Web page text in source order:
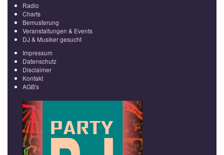
Radio
Charts
Bemusterung
Veranstaltungen & Events
DJ & Musiker gesucht
Impressum
Datenschutz
Disclaimer
Kontakt
AGB's